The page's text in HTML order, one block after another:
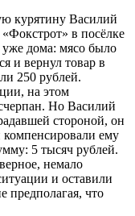
курятину Василий
в посёлке
дома: мясо было
и вернул товар в
250 рублей.
на этом
Но Василий
стороной, он
компенсировали ему
5 тысяч рублей.
немало
и оставили
предполагая, что